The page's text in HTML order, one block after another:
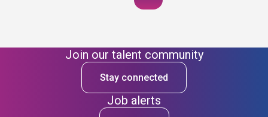
Join our talent community
Stay connected
Job alerts